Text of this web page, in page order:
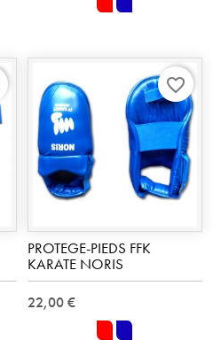
rouge
PROTEGE-PIEDS FFK
KARATE NORIS
22,00 €
rouge
favorite_border